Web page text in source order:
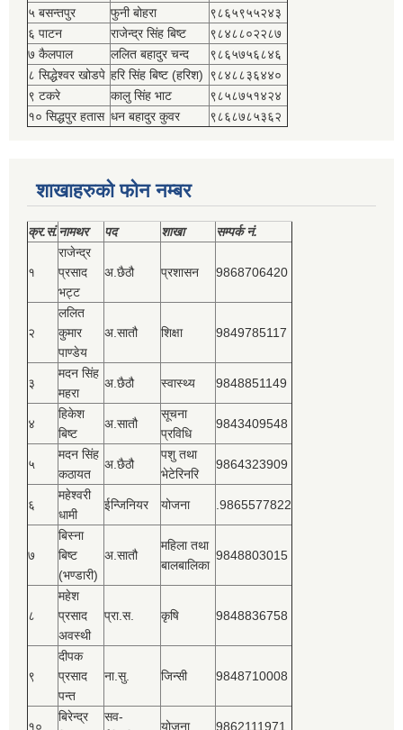
५ बसन्तपुर फुनी बोहरा
९८६५९५५२४३
६ पाटन
राजेन्द्र सिंह बिष्‍ट
९८४८८०२२८७
७ कैलपाल
ललित बहादुर चन्द
९८६५७५६८४६
८ सिद्धेश्‍वर खोडपे हरि सिंह बिष्‍ट (हरिश) ९८४८८३६४४०
९ टकरे
कालु सिंह भाट
९८५८७५१४२४
१० सिद्धपुर हतास धन बहादुर कुवर ९८६८७८५३६२
शाखाहरुको फोन नम्बर
क्र.सं.नामथर पद शाखा सम्‍पर्क नं.
१
राजेन्द्र
प्रसाद
भट्ट
अ.छैठौ प्रशासन 9868706420
२
ललित
कुमार
पाण्डेय
अ.सातौ शिक्षा 9849785117
३
मदन सिंह
महरा
अ.छैठौ स्वास्थ्य 9848851149
४
हिकेश
बिष्‍ट
अ.सातौ
सूचना
प्रविधि
9843409548
५
मदन सिंह
कठायत
अ.छैठौ
पशु तथा
भेटेरिनरि
9864323909
६
महेश्‍वरी
धामी
ईन्जिनियर योजना .9865577822
७
बिस्‍ना
बिष्‍ट
(भण्डारी)
अ.सातौ
महिला तथा
बालबालिका
9848803015
८
महेश
प्रसाद
अवस्थी
प्रा.स. कृषि 9848836758
९
दीपक
प्रसाद
पन्त
ना.सु. जिन्सी 9848710008
१०
बिरेन्द्र
सव-
योजना 9862111971